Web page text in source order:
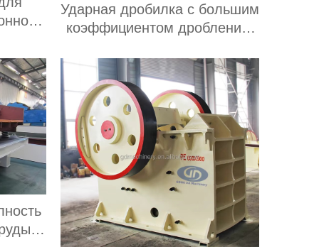
Ударная дробилка с большим
коэффициентом дробления,
для добычи полезных
ископаемых
производительностью 20-300
т/ч